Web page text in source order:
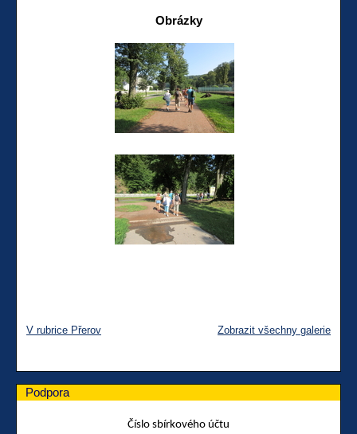
Obrázky
V rubrice Přerov Zobrazit všechny galerie
Podpora
Číslo sbírkového účtu